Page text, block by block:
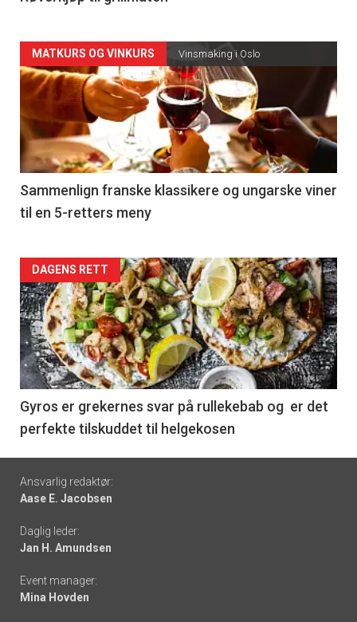
Forsiden
akkurat
nå
-
5
MATKURS OG VINKURS Vinsmaking i Oslo
Sammenlign franske klassikere og ungarske viner
til en 5-retters meny
Forsiden
akkurat
nå
-
6
DAGENS RETT
Gyros er grekernes svar på rullekebab og er det
perfekte tilskuddet til helgekosen
Footer
-
links
Ansvarlig redaktør:
Aase E. Jacobsen
Daglig leder:
Jan H. Amundsen
Event manager:
Mina Hovden